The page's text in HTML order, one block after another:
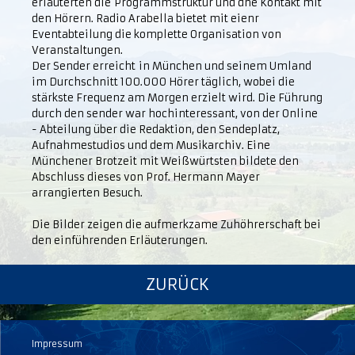
erläuterten die Programmstruktur und dne Kontakt mit
den Hörern. Radio Arabella bietet mit eienr
Eventabteilung die komplette Organisation von
Veranstaltungen.
Der Sender erreicht in München und seinem Umland
im Durchschnitt 100.000 Hörer täglich, wobei die
stärkste Frequenz am Morgen erzielt wird. Die Führung
durch den sender war hochinteressant, von der Online
- Abteilung über die Redaktion, den Sendeplatz,
Aufnahmestudios und dem Musikarchiv. Eine
Münchener Brotzeit mit Weißwürtsten bildete den
Abschluss dieses von Prof. Hermann Mayer
arrangierten Besuch.
Die Bilder zeigen die aufmerkzame Zuhöhrerschaft bei
den einführenden Erläuterungen.
ZURÜCK
Impressum